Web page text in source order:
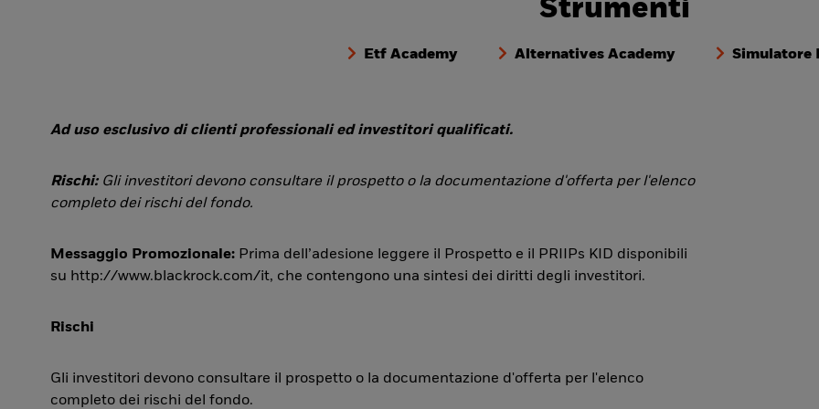
Strumenti
Etf Academy Alternatives Academy Simulatore
Ad uso esclusivo di clienti professionali ed investitori qualificati.
Rischi: Gli investitori devono consultare il prospetto o la documentazione d'offerta per l'elenco
completo dei rischi del fondo.
Messaggio Promozionale: Prima dell’adesione leggere il Prospetto e il PRIIPs KID disponibili
su http://www.blackrock.com/it, che contengono una sintesi dei diritti degli investitori.
Rischi
Gli investitori devono consultare il prospetto o la documentazione d'offerta per l'elenco
completo dei rischi del fondo.